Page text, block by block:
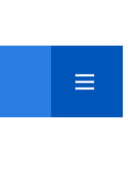
/ verbergen